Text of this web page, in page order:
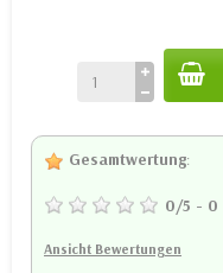
Gesamtwertung:
0/5 - 0
Ansicht Bewertungen